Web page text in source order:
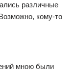
различные
кому-то
мною были